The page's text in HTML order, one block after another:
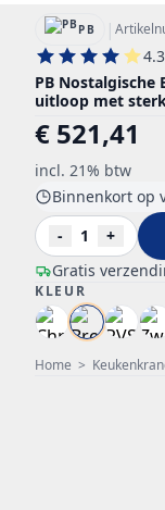
Home >
PB |
PB Nostalgische
uitloop met
€ 521,41
incl. 21% btw
Gratis
Binnenkort op
-
1 +
KLEUR